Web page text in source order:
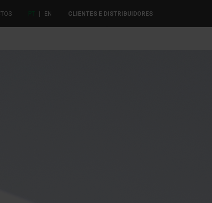
PT | EN CLIENTES E DISTRIBUIDORES